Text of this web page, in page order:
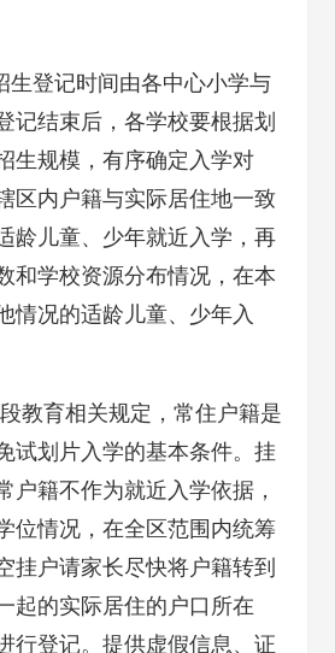
生登记时间由各中心小学与
记结束后，各学校要根据划
生规模，有序确定入学对
区内户籍与实际居住地一致
龄儿童、少年就近入学，再
和学校资源分布情况，在本
情况的适龄儿童、少年入
教育相关规定，常住户籍是
试划片入学的基本条件。挂
户籍不作为就近入学依据，
位情况，在全区范围内统筹
挂户请家长尽快将户籍转到
起的实际居住的户口所在
行登记。提供虚假信息、证